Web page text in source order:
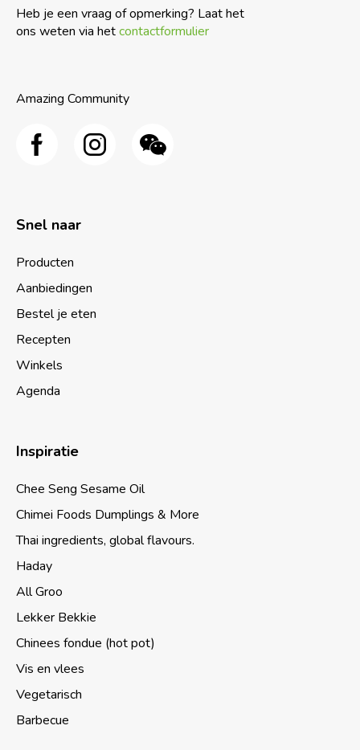
Heb je een vraag of opmerking? Laat het
ons weten via hetcontactformulier
Amazing Community
Snel naar
Producten
Aanbiedingen
Bestel je eten
Recepten
Winkels
Agenda
Inspiratie
Chee Seng Sesame Oil
Chimei Foods Dumplings & More
Thai ingredients, global flavours.
Haday
All Groo
Lekker Bekkie
Chinees fondue (hot pot)
Vis en vlees
Vegetarisch
Barbecue